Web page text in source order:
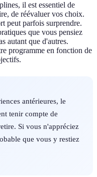
il est essentiel de
de réévaluer vos choix.
peut parfois surprendre.
que vous pensiez
autant que d'autres.
programme en fonction de
antérieures, le
tenir compte de
Si vous n'appréciez
que vous y restiez